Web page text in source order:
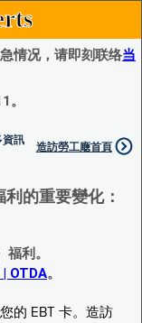
情况，请即刻联络当
。
資訊
造訪勞工廰首頁
的重要變化：
利。
OTDA。
的 EBT 卡。造訪